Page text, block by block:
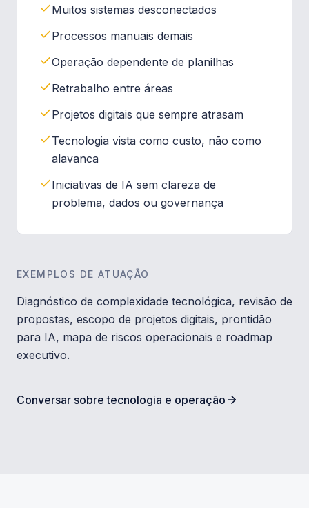
Muitos sistemas desconectados
Processos manuais demais
Operação dependente de planilhas
Retrabalho entre áreas
Projetos digitais que sempre atrasam
Tecnologia vista como custo, não como
alavanca
Iniciativas de IA sem clareza de
problema, dados ou governança
EXEMPLOS DE ATUAÇÃO
Diagnóstico de complexidade tecnológica, revisão de
propostas, escopo de projetos digitais, prontidão
para IA, mapa de riscos operacionais e roadmap
executivo.
Conversar sobre tecnologia e operação